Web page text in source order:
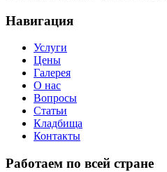
Навигация
Услуги
Цены
Галерея
О нас
Вопросы
Статьи
Кладбища
Контакты
Работаем по всей стране